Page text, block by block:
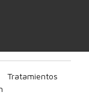
Tratamientos